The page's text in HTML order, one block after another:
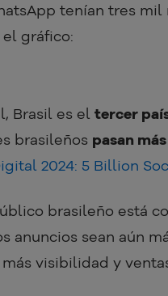
tenían tres
el gráfico:
Brasil es el tercer
brasileños pasan
2024: 5 Billion
brasileño está
anuncios sean aún
visibilidad y